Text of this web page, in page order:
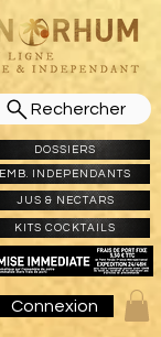
Rechercher
DOSSIERS
EMB. INDEPENDANTS
JUS & NECTARS
KITS COCKTAILS
Connexion